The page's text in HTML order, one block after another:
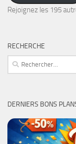
mail
Rejoignez les 195
RECHERCHE
Rechercher :
DERNIERS BONS